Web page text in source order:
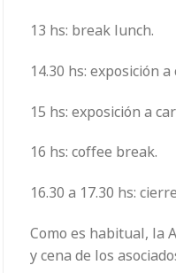
13 hs: break lunch.
14.30 hs: exposición
15 hs: exposición a
16 hs: coffee break.
16.30 a 17.30 hs:
Como es habitual, la
y cena de los